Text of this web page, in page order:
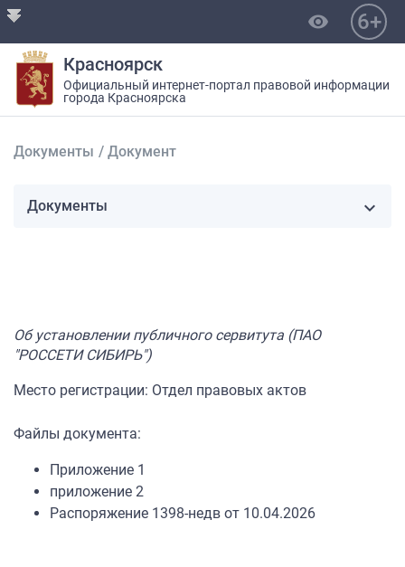
visibility 6+
Красноярск
Официальный интернет-портал правовой информации
города Красноярска
Документы / Документ
Об установлении публичного сервитута (ПАО
"РОССЕТИ СИБИРЬ")
Место регистрации: Отдел правовых актов
Файлы документа:
Приложение 1
приложение 2
Распоряжение 1398-недв от 10.04.2026
Документы